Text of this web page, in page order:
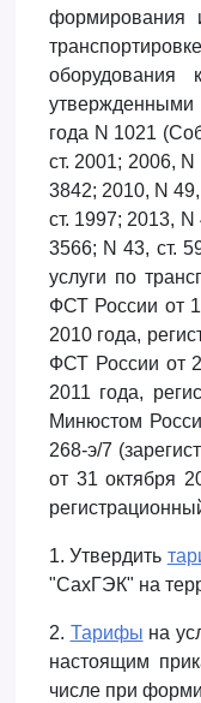
формирования
оборудования
утвержденными
года N 1021
ст. 2001; 2006,
3842; 2010, N 49,
ст. 1997; 2013, N
3566; N 43, ст.
услуги по
ФСТ России от
2010 года,
ФСТ России от
2011 года,
Минюстом
268-э/7
от 31 октября
1. Утвердить
"СахГЭК" на
2. Тарифы на
настоящим
числе при